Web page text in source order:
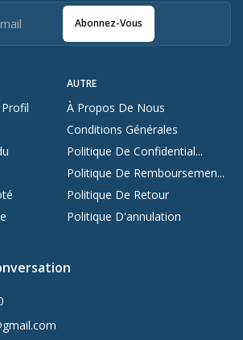
AUTRE
À Propos De Nous
Conditions Générales
Politique De Confidential...
Politique De Remboursemen...
Politique De Retour
Politique D'annulation
Abonnez-Vous